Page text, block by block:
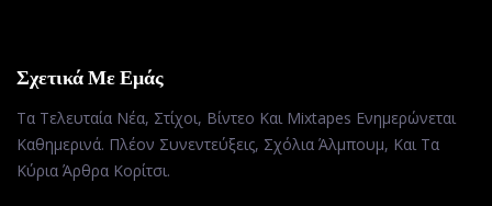
Σχετικά Με Εμάς
Τα Τελευταία Νέα, Στίχοι, Βίντεο Και Mixtapes Ενημερώνεται
Καθημερινά. Πλέον Συνεντεύξεις, Σχόλια Άλμπουμ, Και Τα
Κύρια Άρθρα Κορίτσι.